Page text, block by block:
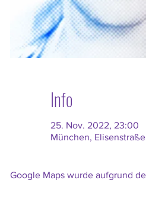
Info
25. Nov. 2022, 23:00
München,
Google Maps wurde aufgrund